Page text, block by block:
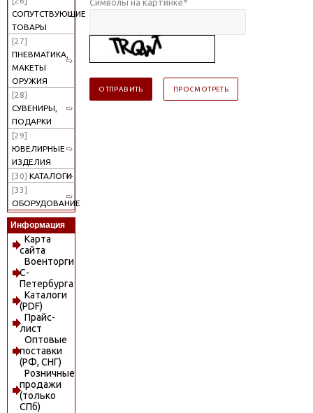
СОПУТСТВУЮЩИЕ
ТОВАРЫ
[27]
ПНЕВМАТИКА,
МАКЕТЫ
ОРУЖИЯ
[28]
СУВЕНИРЫ,
ПОДАРКИ
[29]
ЮВЕЛИРНЫЕ
ИЗДЕЛИЯ
[30] КАТАЛОГИ
[33]
ОБОРУДОВАНИЕ
Информация
Карта
сайта
Военторги
С-
Петербурга
Каталоги
(PDF)
Прайс-
лист
Оптовые
поставки
(РФ, СНГ)
Розничные
продажи
(только
СПб)
Символы на картинке*